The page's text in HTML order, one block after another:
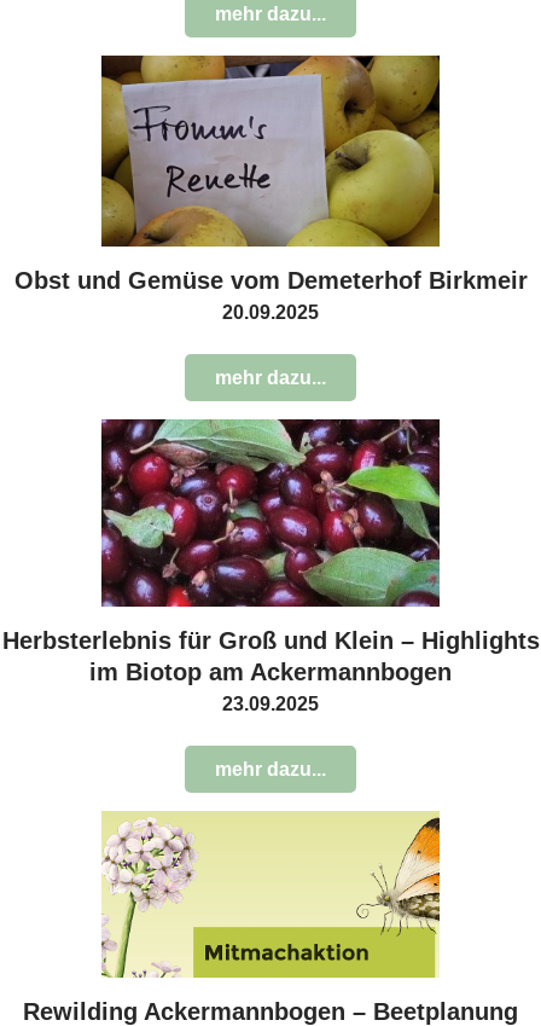
mehr dazu...
Obst und Gemüse vom Demeterhof Birkmeir
20.09.2025
mehr dazu...
Herbsterlebnis für Groß und Klein – Highlights
im Biotop am Ackermannbogen
23.09.2025
mehr dazu...
Rewilding Ackermannbogen – Beetplanung